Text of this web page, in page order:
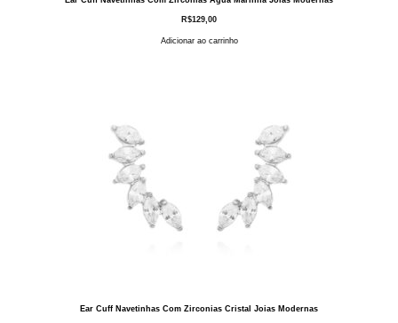
R$129,00
Adicionar ao carrinho
Ear Cuff Navetinhas Com Zirconias Cristal Joias Modernas